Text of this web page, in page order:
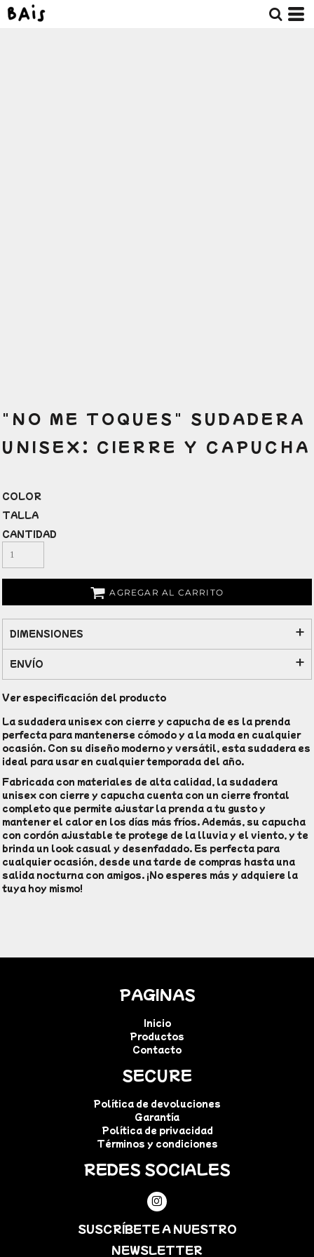
"NO ME TOQUES" SUDADERA
UNISEX: CIERRE Y CAPUCHA
COLOR
TALLA
CANTIDAD
AGREGAR AL CARRITO
DIMENSIONES
ENVÍO
Ver especificación del producto
La sudadera unisex con cierre y capucha de es la prenda
perfecta para mantenerse cómodo y a la moda en cualquier
ocasión. Con su diseño moderno y versátil, esta sudadera es
ideal para usar en cualquier temporada del año.
Fabricada con materiales de alta calidad, la sudadera
unisex con cierre y capucha cuenta con un cierre frontal
completo que permite ajustar la prenda a tu gusto y
mantener el calor en los días más fríos. Además, su capucha
con cordón ajustable te protege de la lluvia y el viento, y te
brinda un look casual y desenfadado. Es perfecta para
cualquier ocasión, desde una tarde de compras hasta una
salida nocturna con amigos. ¡No esperes más y adquiere la
tuya hoy mismo!
PAGINAS
Inicio
Productos
Contacto
SECURE
Política de devoluciones
Garantía
Política de privacidad
Términos y condiciones
REDES SOCIALES
SUSCRÍBETE A NUESTRO
NEWSLETTER